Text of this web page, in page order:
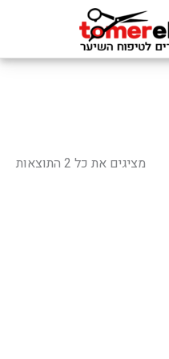
מציגים את כל ⁦2⁩ התוצאות